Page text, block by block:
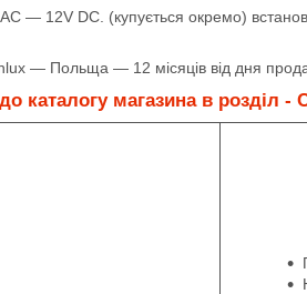
12V DC. (купується окремо)
— Польща — 12 місяців від дня
каталогу магазинав розділ -